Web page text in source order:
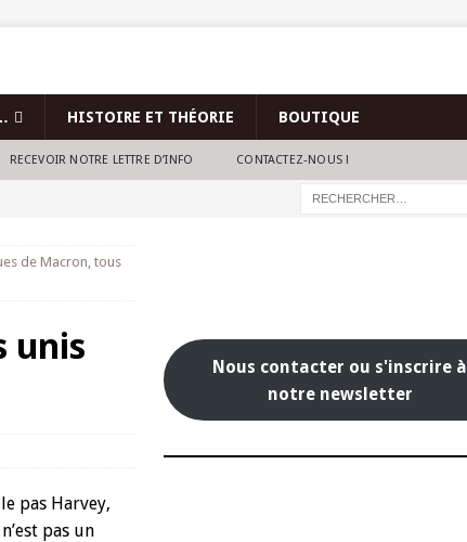
HISTOIRE ET THÉORIE BOUTIQUE
RECEVOIR NOTRE LETTRE D’INFO CONTACTEZ-NOUS !
de Macron, tous
unis
pas Harvey,
pas un
Nous contacter ou s'inscrire à
notre newsletter